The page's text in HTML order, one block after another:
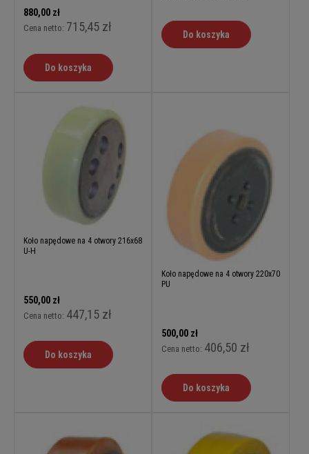
880,00 zł
Cena netto: 715,45 zł
Do koszyka
Do koszyka
Koło napędowe na 4 otwory 216x68
U-H
550,00 zł
Cena netto: 447,15 zł
Do koszyka
Koło napędowe na 4 otwory 220x70
PU
500,00 zł
Cena netto: 406,50 zł
Do koszyka